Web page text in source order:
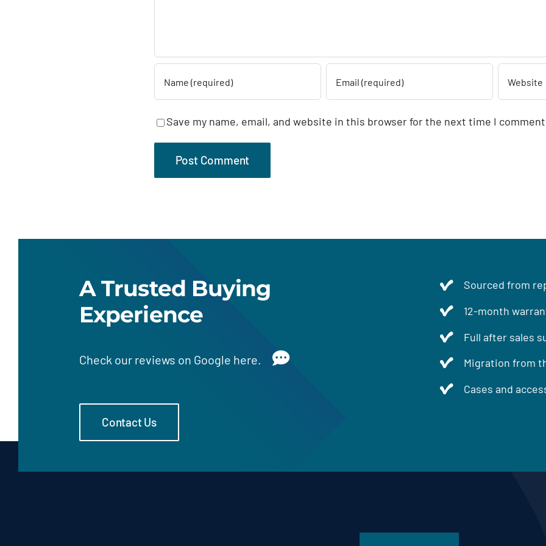
Save my name, email, and website in this browser for the next time I
A Trusted Buying
Experience
Check our reviews on Google here.
Contact Us
Sourced from
12-month
Full after sales
Migration from
Cases and